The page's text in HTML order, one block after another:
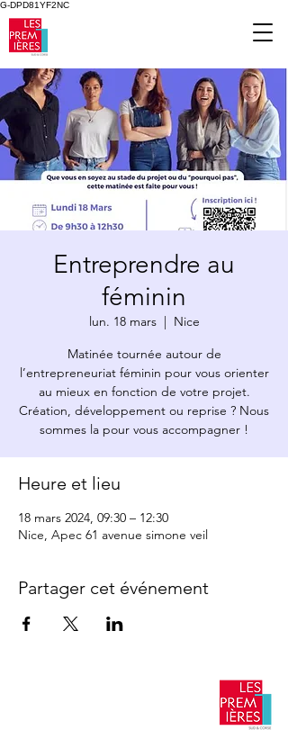
G-DPD81YF2NC
Entreprendre au
féminin
lun. 18 mars
  |
Nice
Matinée tournée autour de
l’entrepreneuriat féminin pour vous orienter
au mieux en fonction de votre projet.
Création, développement ou reprise ? Nous
sommes la pour vous accompagner !
Heure et lieu
18 mars 2024, 09:30 – 12:30
Nice, Apec 61 avenue simone veil
Partager cet événement